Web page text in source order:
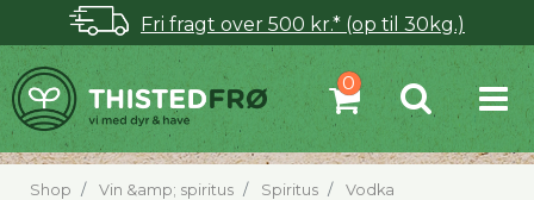
Fri fragt over 500 kr.* (op til 30kg.)
Shop Vin &amp; spiritus Spiritus Vodka